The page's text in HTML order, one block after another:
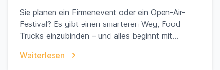
herausholen
Sie planen ein Firmenevent oder ein Open-Air-
Festival? Es gibt einen smarteren Weg, Food
Trucks einzubinden – und alles beginnt mit
Weiterlesen